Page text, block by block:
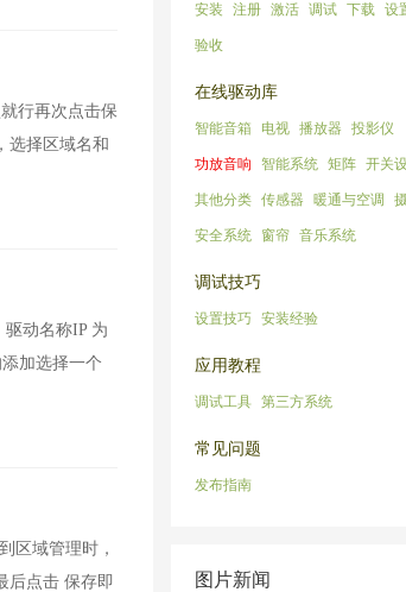
安装 注册 激活 调试 下载 设
验收
在线驱动库
智能音箱 电视 播放器 投影仪
功放音响 智能系统 矩阵 开关
其他分类 传感器 暖通与空调
安全系统 窗帘 音乐系统
调试技巧
设置技巧 安装经验
应用教程
调试工具 第三方系统
常见问题
发布指南
图片新闻
行再次点击保
选择区域名和
驱动名称IP 为
加选择一个
区域管理时，
后点击 保存即